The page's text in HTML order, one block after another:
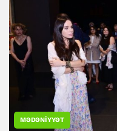
MƏDƏNIYYƏT